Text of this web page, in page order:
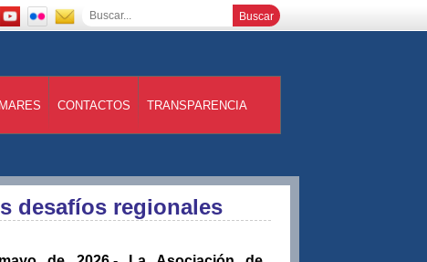
CONTACTOS TRANSPARENCIA
desafíos regionales